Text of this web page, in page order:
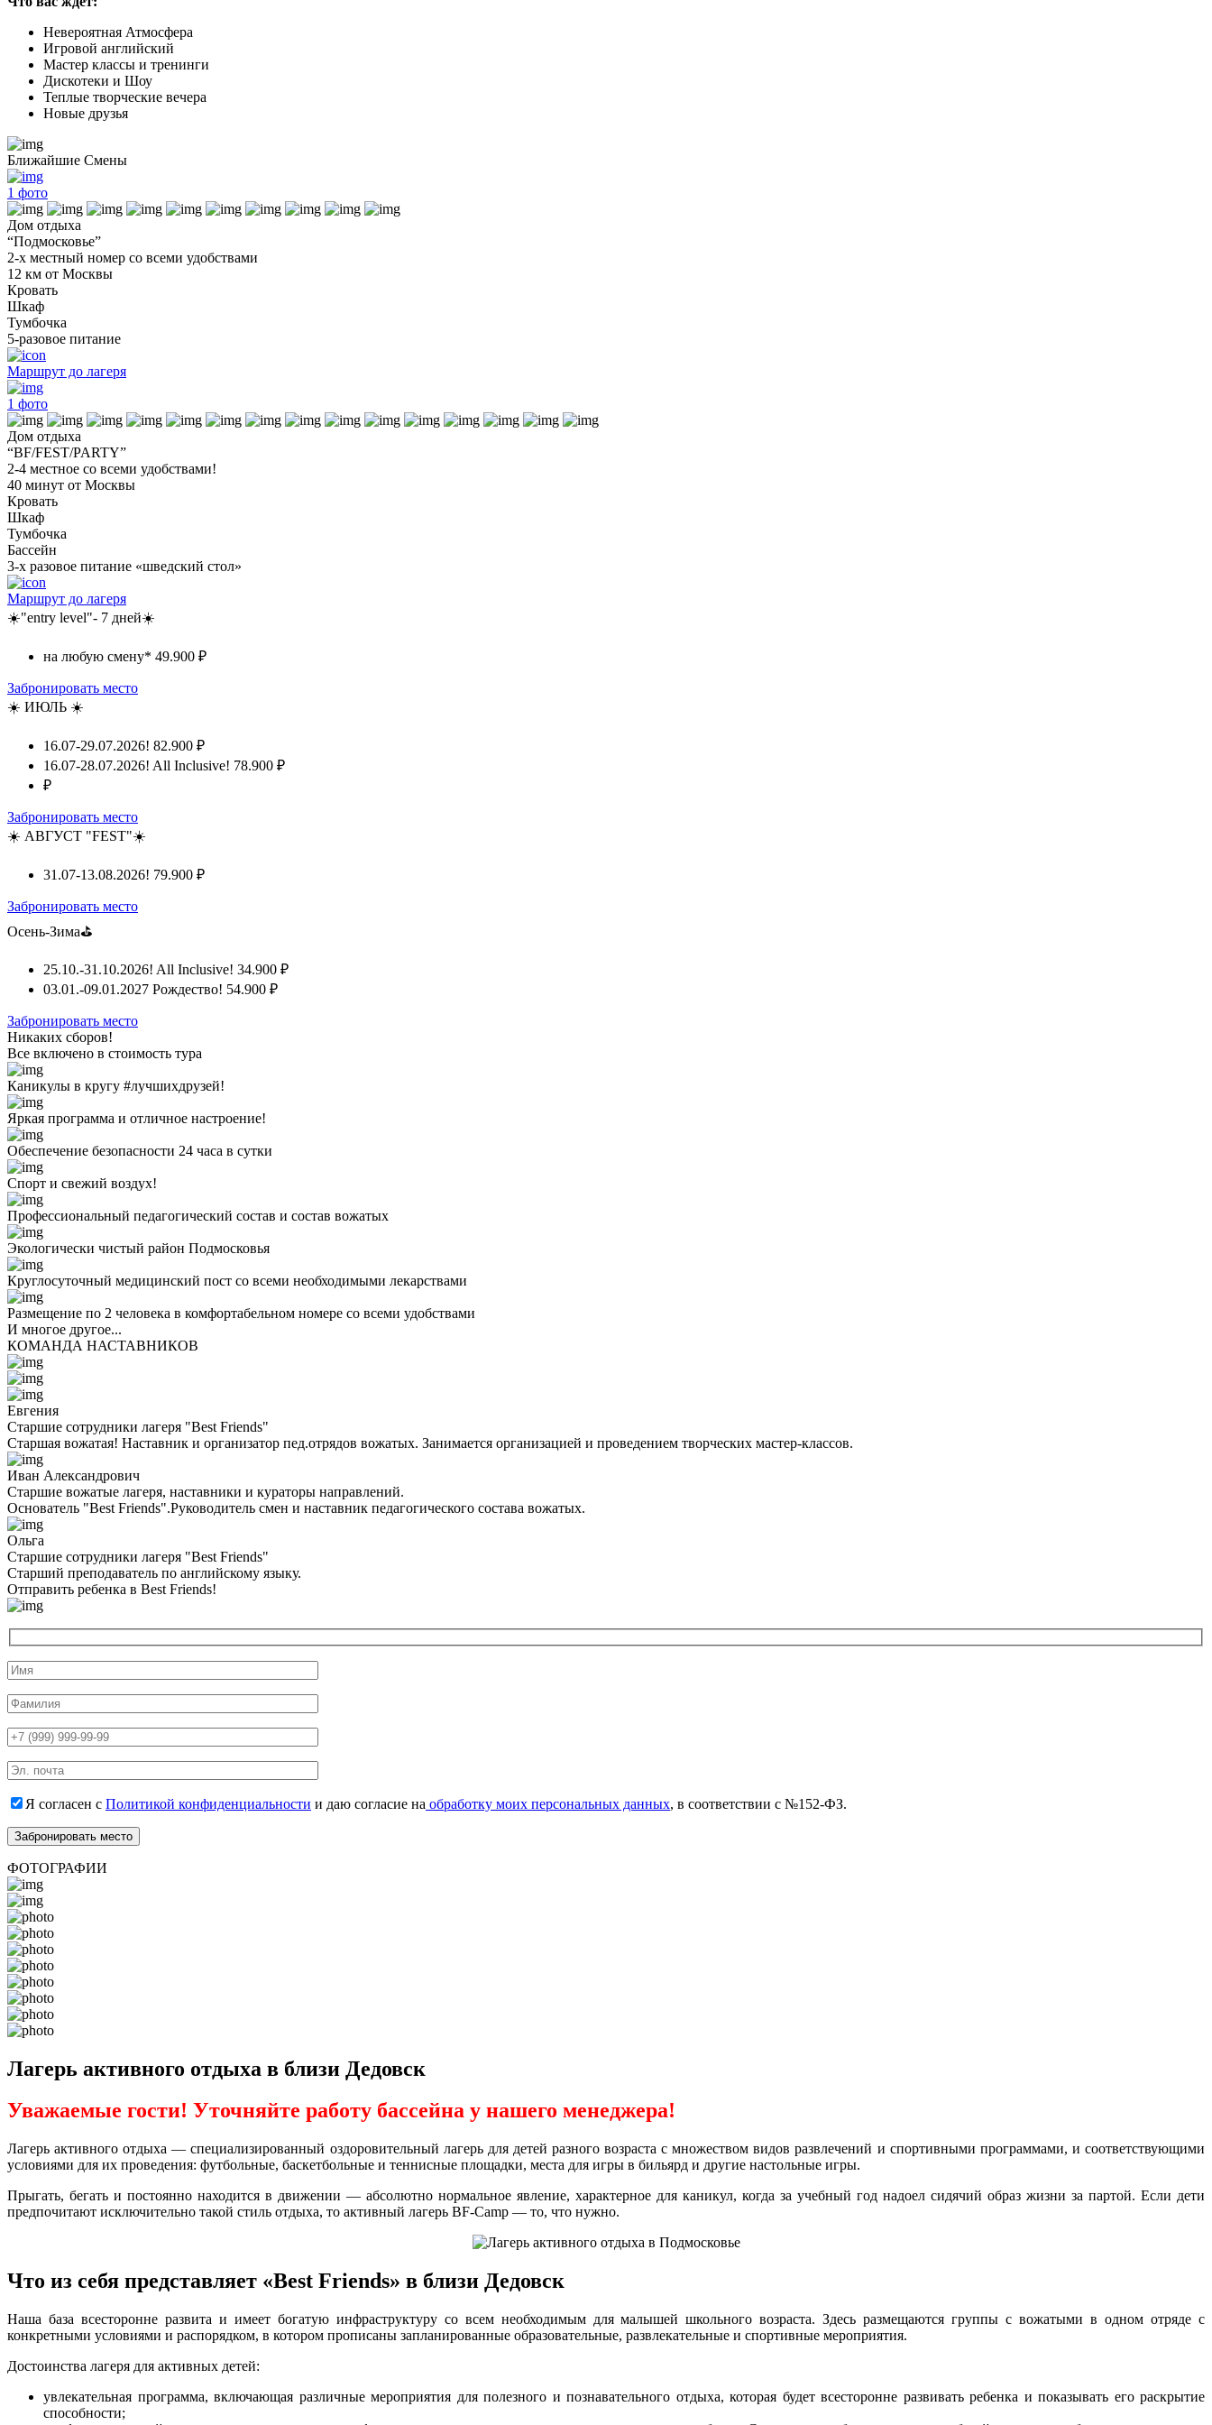
Невероятная Атмосфера
Игровой английский
Мастер классы и тренинги
Дискотеки и Шоу
Теплые творческие вечера
Новые друзья
Ближайшие Смены
1 фото
Дом отдыха
“Подмосковье”
2-х местный номер со всеми удобствами
12 км от Москвы
Кровать
Шкаф
Тумбочка
5-разовое питание
Маршрут до лагеря
1 фото
Дом отдыха
“BF/FEST/PARTY”
2-4 местное со всеми удобствами!
40 минут от Москвы
Кровать
Шкаф
Тумбочка
Бассейн
3-х разовое питание «шведский стол»
Маршрут до лагеря
☀️"entry level"- 7 дней☀️
на любую смену* 49.900 ₽
Забронировать место
☀️ ИЮЛЬ ☀️
16.07-29.07.2026! 82.900 ₽
16.07-28.07.2026! All Inclusive! 78.900 ₽
₽
Забронировать место
☀️ АВГУСТ "FEST"☀️
31.07-13.08.2026! 79.900 ₽
Забронировать место
Осень-Зима⛳
25.10.-31.10.2026! All Inclusive! 34.900 ₽
03.01.-09.01.2027 Рождество! 54.900 ₽
Забронировать место
Никаких сборов!
Все включено в стоимость тура
Каникулы в кругу #лучшихдрузей!
Яркая программа и отличное настроение!
Обеспечение безопасности 24 часа в сутки
Спорт и свежий воздух!
Профессиональный педагогический состав и состав вожатых
Экологически чистый район Подмосковья
Круглосуточный медицинский пост со всеми необходимыми лекарствами
Размещение по 2 человека в комфортабельном номере со всеми удобствами
И многое другое...
КОМАНДА НАСТАВНИКОВ
Евгения
Старшие сотрудники лагеря "Best Friends"
Старшая вожатая! Наставник и организатор пед.отрядов вожатых. Занимается организацией и проведением творческих мастер-классов.
Иван Александрович
Старшие вожатые лагеря, наставники и кураторы направлений.
Основатель "Best Friends".Руководитель смен и наставник педагогического состава вожатых.
Ольга
Старшие сотрудники лагеря "Best Friends"
Cтарший преподаватель по английскому языку.
Отправить ребенка в Best Friends!
Я согласен с Политикой конфиденциальности и даю согласие на обработку моих персональных данных, в соответствии с №152-ФЗ.
ФОТОГРАФИИ
Лагерь активного отдыха в близи Дедовск
Уважаемые гости! Уточняйте работу бассейна у нашего менеджера!
Лагерь активного отдыха — специализированный оздоровительный лагерь для детей разного возраста с множеством видов развлечений и спортивными программами, и соответствующими
условиями для их проведения: футбольные, баскетбольные и теннисные площадки, места для игры в бильярд и другие настольные игры.
Прыгать, бегать и постоянно находится в движении — абсолютно нормальное явление, характерное для каникул, когда за учебный год надоел сидячий образ жизни за партой. Если дети
предпочитают исключительно такой стиль отдыха, то активный лагерь BF-Camp — то, что нужно.
Что из себя представляет «Best Friends» в близи Дедовск
Наша база всесторонне развита и имеет богатую инфраструктуру со всем необходимым для малышей школьного возраста. Здесь размещаются группы с вожатыми в одном отряде с
конкретными условиями и распорядком, в котором прописаны запланированные образовательные, развлекательные и спортивные мероприятия.
Достоинства лагеря для активных детей:
увлекательная программа, включающая различные мероприятия для полезного и познавательного отдыха, которая будет всесторонне развивать ребенка и показывать его раскрытие
способности;